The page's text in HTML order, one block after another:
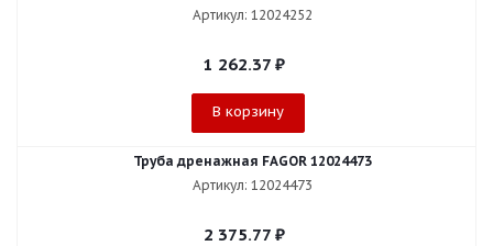
Артикул: 12024252
1 262.37₽
В корзину
Труба дренажная FAGOR 12024473
Артикул: 12024473
2 375.77₽